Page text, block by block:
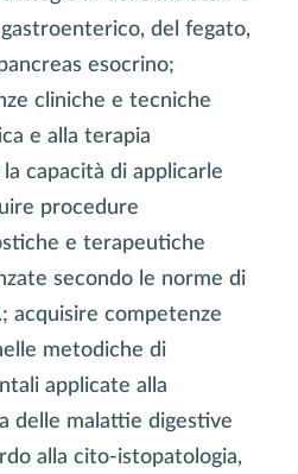
del fegato,
esocrino;
cliniche e tecniche
e alla terapia
capacità di applicarle
procedure
e terapeutiche
secondo le norme di
acquisire competenze
metodiche di
applicate alla
delle malattie digestive
alla cito-istopatologia,